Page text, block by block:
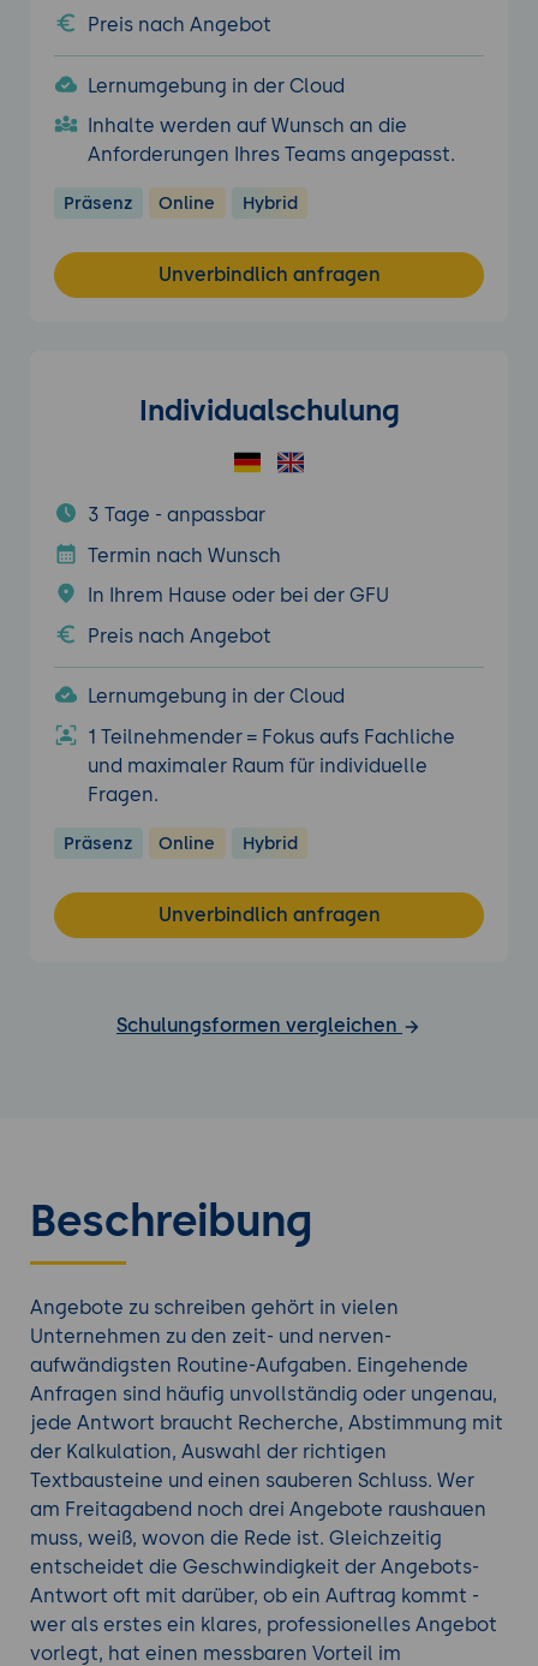
Preis nach Angebot
Lernumgebung in der Cloud
Inhalte werden auf Wunsch an die
Anforderungen Ihres Teams angepasst.
Präsenz Online Hybrid
Unverbindlich anfragen
Individualschulung
3 Tage - anpassbar
Termin nach Wunsch
In Ihrem Hause oder bei der GFU
Preis nach Angebot
Lernumgebung in der Cloud
1 Teilnehmender = Fokus aufs Fachliche
und maximaler Raum für individuelle
Fragen.
Präsenz Online Hybrid
Unverbindlich anfragen
Schulungsformen vergleichen
Beschreibung
Angebote zu schreiben gehört in vielen
Unternehmen zu den zeit- und nerven-
aufwändigsten Routine-Aufgaben. Eingehende
Anfragen sind häufig unvollständig oder ungenau,
jede Antwort braucht Recherche, Abstimmung mit
der Kalkulation, Auswahl der richtigen
Textbausteine und einen sauberen Schluss. Wer
am Freitagabend noch drei Angebote raushauen
muss, weiß, wovon die Rede ist. Gleichzeitig
entscheidet die Geschwindigkeit der Angebots-
Antwort oft mit darüber, ob ein Auftrag kommt -
wer als erstes ein klares, professionelles Angebot
vorlegt, hat einen messbaren Vorteil im